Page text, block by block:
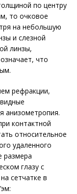
по центру
то очковое
на небольшую
и слезной
линзы,
что
рефракции,
анизометропия.
контактной
относительное
удаленного
размера
глазу с
сетчатке в